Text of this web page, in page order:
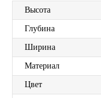
Высота
Глубина
Ширина
Материал
Цвет